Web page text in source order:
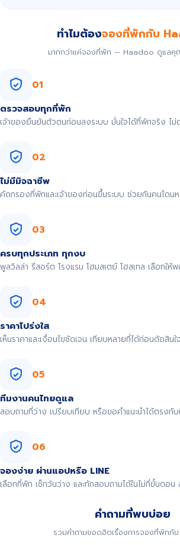
ทำไมต้องจองที่พักกับ
มากกว่าแค่จองที่พัก — Haadoo ดูแล
01
ตรวจสอบทุกที่พัก
เจ้าของยืนยันตัวตนก่อนลงระบบ มั่นใจได้ที่พักจริง ไม่
02
ไม่มีมิจฉาชีพ
คัดกรองที่พักและเจ้าของก่อนขึ้นระบบ ช่วยกันคนโดน
03
ครบทุกประเภท ทุกงบ
พูลวิลล่า รีสอร์ต โรงแรม โฮมสเตย์ โฮสเทล เลือกให้
04
ราคาโปร่งใส
เห็นราคาและเงื่อนไขชัดเจน เทียบหลายที่ได้ก่อนตัดสิน
05
ทีมงานคนไทยดูแล
สอบถามที่ว่าง เปรียบเทียบ หรือขอคำแนะนำได้ตรงกั
06
จองง่าย ผ่านแอปหรือ LINE
เลือกที่พัก เช็กวันว่าง และทักสอบถามได้ในไม่กี่ขั้นตอ
คำถามที่พบบ่อย
รวมคำถามยอดฮิตเรื่องการจองที่พักกั